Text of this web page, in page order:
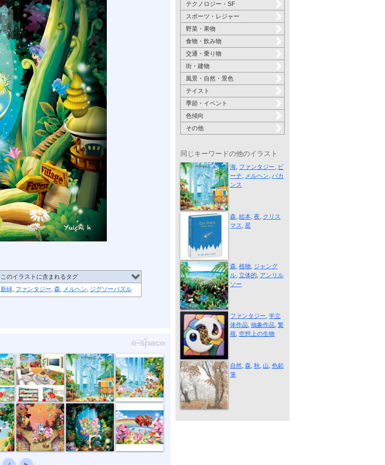
このイラストに含まれるタグ
新緑, ファンタジー, 森, メルヘン, ジグソーパズル
コンペ用イラ...
地域情報誌 ... 妖精の森 春の虹
テクノロジー・SF
スポーツ・レジャー
野菜・果物
食物・飲み物
交通・乗り物
街・建物
風景・自然・景色
テイスト
季節・イベント
色傾向
その他
同じキーワードの他のイラスト
地域情報誌 ...
海, ファンタジー, ビ
ーチ, メルヘン, バカ
ンス
“Get Stars” ...
森, 絵本, 夜, クリス
マス, 星
ジャングル
森, 植物, ジャング
ル, 立体的, アンリル
ソー
繁殖
ファンタジー, 半立
体作品, 抽象作品, 繁
殖, 空想上の生物
晩秋の檜洞、...
自然, 森, 秋, 山, 色鉛
筆